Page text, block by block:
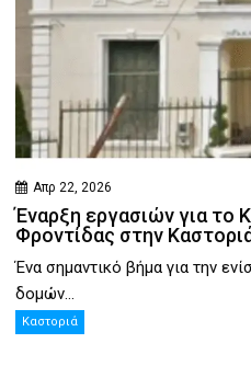
Απρ 22, 2026
Έναρξη εργασιών για το
Φροντίδας στην
Ένα σημαντικό βήμα για την
δομών...
Καστοριά